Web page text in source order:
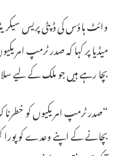
وائٹ ہاؤس کی ڈپٹی پریس
میڈیا پر کہا کہ صدر ٹرمپ
بچا رہے ہیں جو ملک کے لیے
“صدر ٹرمپ امریکیوں کو
بچانے کے اپنے وعدے کو